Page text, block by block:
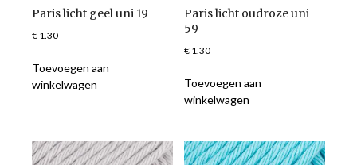
Paris licht geel uni 19
€1.30
Toevoegen aan
winkelwagen
Paris licht oudroze uni
59
€ 1.30
Toevoegen aan
winkelwagen